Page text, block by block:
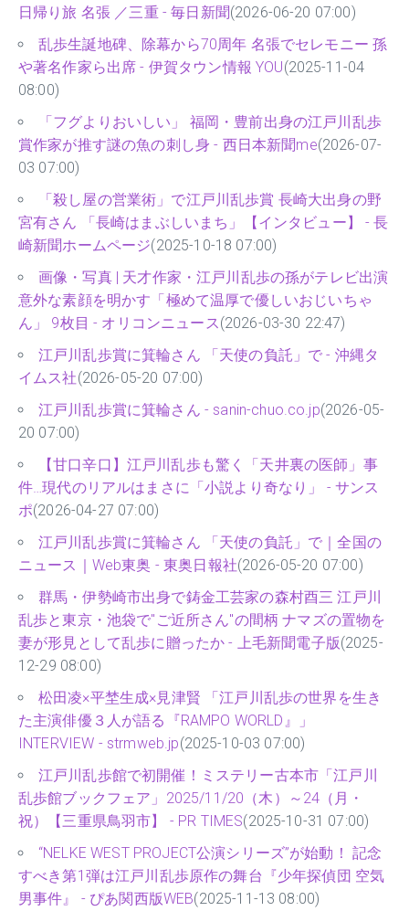
日帰り旅 名張 ／三重 - 毎日新聞(2026-06-20 07:00)
乱歩生誕地碑、除幕から70周年 名張でセレモニー 孫
や著名作家ら出席 - 伊賀タウン情報 YOU(2025-11-04
08:00)
「フグよりおいしい」 福岡・豊前出身の江戸川乱歩
賞作家が推す謎の魚の刺し身 - 西日本新聞me(2026-07-
03 07:00)
「殺し屋の営業術」で江戸川乱歩賞 長崎大出身の野
宮有さん 「長崎はまぶしいまち」【インタビュー】 - 長
崎新聞ホームページ(2025-10-18 07:00)
画像・写真 | 天才作家・江戸川乱歩の孫がテレビ出演
意外な素顔を明かす「極めて温厚で優しいおじいちゃ
ん」 9枚目 - オリコンニュース(2026-03-30 22:47)
江戸川乱歩賞に箕輪さん 「天使の負託」で - 沖縄タ
イムス社(2026-05-20 07:00)
江戸川乱歩賞に箕輪さん - sanin-chuo.co.jp(2026-05-
20 07:00)
【甘口辛口】江戸川乱歩も驚く「天井裏の医師」事
件…現代のリアルはまさに「小説より奇なり」 - サンス
ポ(2026-04-27 07:00)
江戸川乱歩賞に箕輪さん 「天使の負託」で｜全国の
ニュース｜Web東奥 - 東奥日報社(2026-05-20 07:00)
群馬・伊勢崎市出身で鋳金工芸家の森村酉三 江戸川
乱歩と東京・池袋で"ご近所さん"の間柄 ナマズの置物を
妻が形見として乱歩に贈ったか - 上毛新聞電子版(2025-
12-29 08:00)
松田凌×平埜生成×見津賢 「江戸川乱歩の世界を生き
た主演俳優３人が語る『RAMPO WORLD』」
INTERVIEW - strmweb.jp(2025-10-03 07:00)
江戸川乱歩館で初開催！ミステリー古本市「江戸川
乱歩館ブックフェア」2025/11/20（木）～24（月・
祝）【三重県鳥羽市】 - PR TIMES(2025-10-31 07:00)
“NELKE WEST PROJECT公演シリーズ”が始動！ 記念
すべき第1弾は江戸川乱歩原作の舞台『少年探偵団 空気
男事件』 - ぴあ関西版WEB(2025-11-13 08:00)